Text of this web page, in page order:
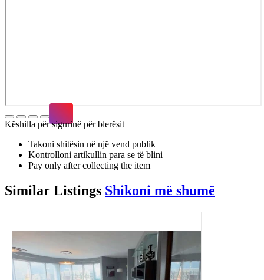
Këshilla për sigurinë për blerësit
Takoni shitësin në një vend publik
Kontrolloni artikullin para se të blini
Pay only after collecting the item
Similar Listings Shikoni më shumë